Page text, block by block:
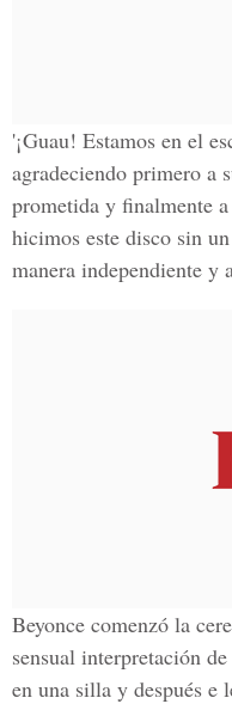
'¡Guau! Estamos en el
agradeciendo primero a
prometida y finalmente
hicimos este disco sin
manera independiente y
Beyonce comenzó la
sensual interpretación
en una silla y después e